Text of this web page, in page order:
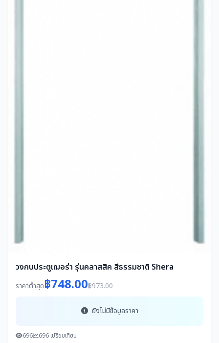
วงกบประตูเฌอร่า รุ่นคลาสสิค สีธรรมชาติ Shera
ราคาต่ำสุด฿748.00฿973.00
ยังไม่มีข้อมูลราคา
696 696 เปรียบเทียบ